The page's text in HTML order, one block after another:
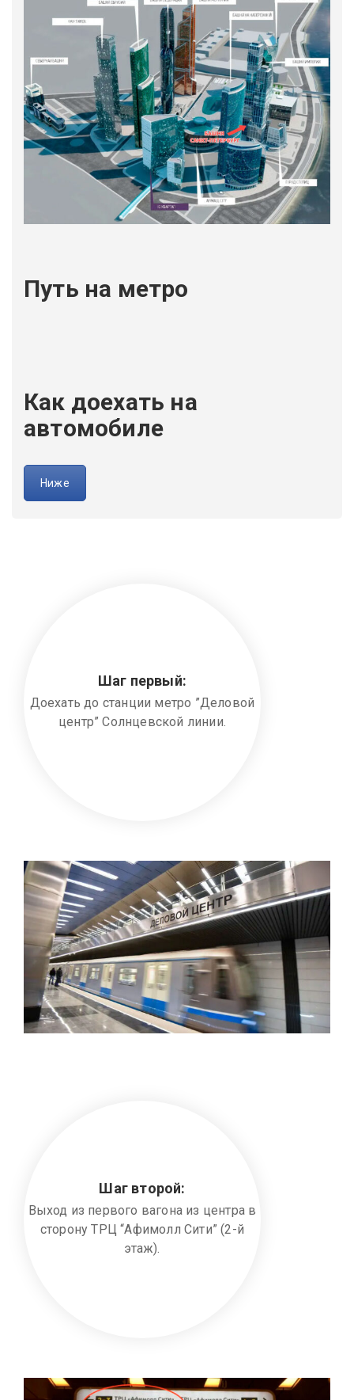
Путь на метро
Как доехать на
автомобиле
Ниже
Шаг первый:
Доехать до станции метро ”Деловой
центр” Солнцевской линии.
Шаг второй:
Выход из первого вагона из центра в
сторону ТРЦ “Афимолл Сити” (2-й
этаж).